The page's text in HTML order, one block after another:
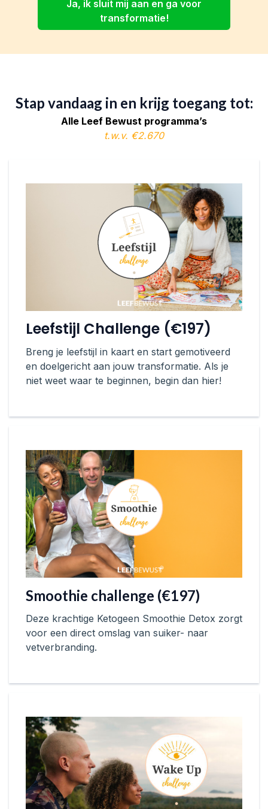
Ja, ik sluit mij aan en ga voor
transformatie!
Stap vandaag in en krijg toegang tot:
Alle Leef Bewust programma’s
t.w.v. €2.670
Leefstijl Challenge (€197)
Breng je leefstijl in kaart en start gemotiveerd
en doelgericht aan jouw transformatie. Als je
niet weet waar te beginnen, begin dan hier!
Smoothie challenge (€197)
Deze krachtige Ketogeen Smoothie Detox zorgt
voor een direct omslag van suiker- naar
vetverbranding.